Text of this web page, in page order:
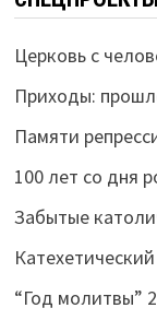
Церковь с
Приходы:
Памяти
100 лет со дня
Забытые
“Год молитвы”